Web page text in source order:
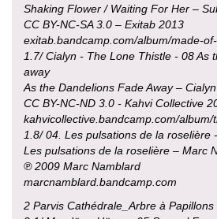
Shaking Flower / Waiting For Her –
CC BY-NC-SA 3.0 – Exitab 2013
exitab.bandcamp.com/album/made-
1.7/ Cialyn - The Lone Thistle - 08 As
away
As the Dandelions Fade Away – Cialyn
CC BY-NC-ND 3.0 - Kahvi Collective
kahvicollective.bandcamp.com/album/
1.8/ 04. Les pulsations de la roselière
Les pulsations de la roselière – Marc
℗ 2009 Marc Namblard
marcnamblard.bandcamp.com
2 Parvis Cathédrale_Arbre à Papillons